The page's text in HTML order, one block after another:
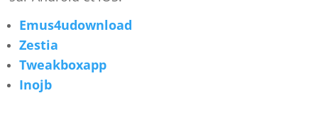
Emus4udownload
Zestia
Tweakboxapp
Inojb